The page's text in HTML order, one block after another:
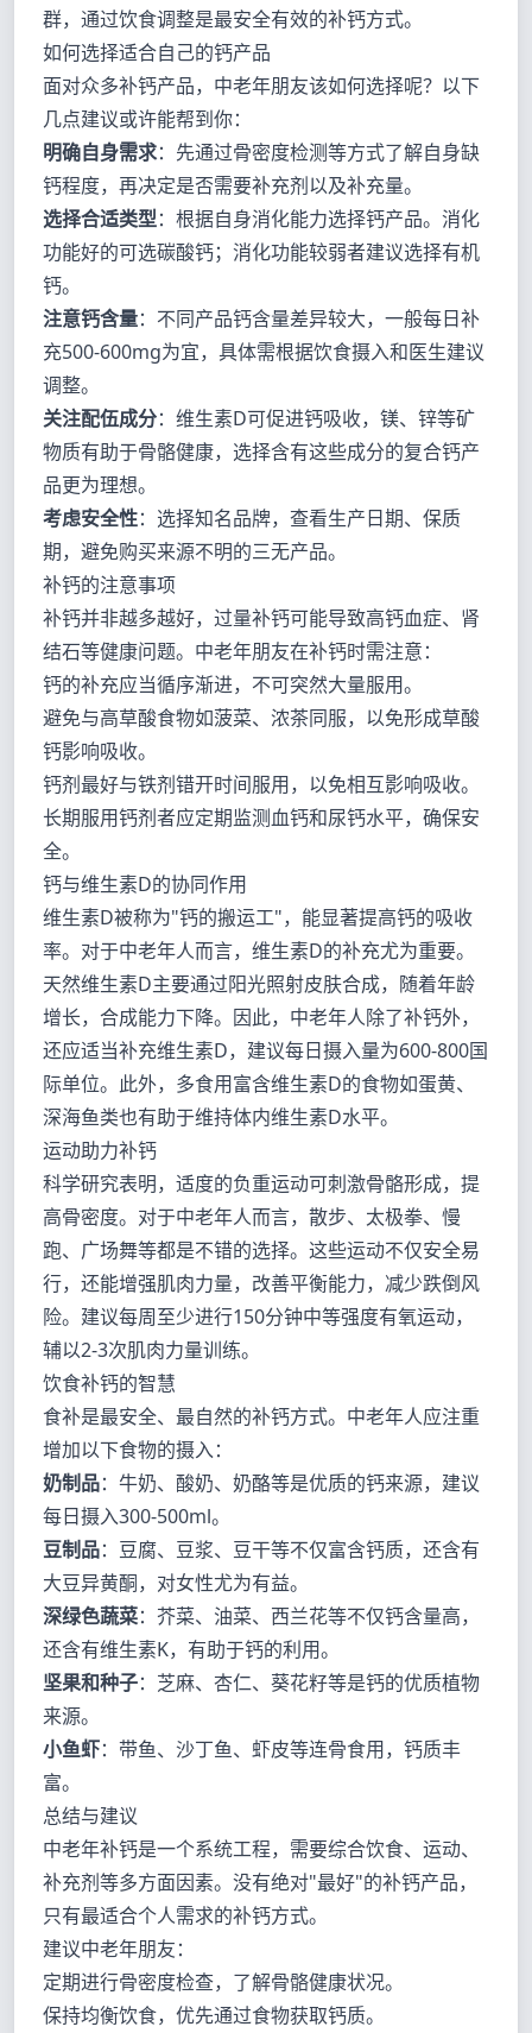
群，通过饮食调整是最安全有效的补钙方式。
如何选择适合自己的钙产品
面对众多补钙产品，中老年朋友该如何选择呢？以下
几点建议或许能帮到你：
明确自身需求：先通过骨密度检测等方式了解自身缺
钙程度，再决定是否需要补充剂以及补充量。
选择合适类型：根据自身消化能力选择钙产品。消化
功能好的可选碳酸钙；消化功能较弱者建议选择有机
钙。
注意钙含量：不同产品钙含量差异较大，一般每日补
充500-600mg为宜，具体需根据饮食摄入和医生建议
调整。
关注配伍成分：维生素D可促进钙吸收，镁、锌等矿
物质有助于骨骼健康，选择含有这些成分的复合钙产
品更为理想。
考虑安全性：选择知名品牌，查看生产日期、保质
期，避免购买来源不明的三无产品。
补钙的注意事项
补钙并非越多越好，过量补钙可能导致高钙血症、肾
结石等健康问题。中老年朋友在补钙时需注意：
钙的补充应当循序渐进，不可突然大量服用。
避免与高草酸食物如菠菜、浓茶同服，以免形成草酸
钙影响吸收。
钙剂最好与铁剂错开时间服用，以免相互影响吸收。
长期服用钙剂者应定期监测血钙和尿钙水平，确保安
全。
钙与维生素D的协同作用
维生素D被称为"钙的搬运工"，能显著提高钙的吸收
率。对于中老年人而言，维生素D的补充尤为重要。
天然维生素D主要通过阳光照射皮肤合成，随着年龄
增长，合成能力下降。因此，中老年人除了补钙外，
还应适当补充维生素D，建议每日摄入量为600-800国
际单位。此外，多食用富含维生素D的食物如蛋黄、
深海鱼类也有助于维持体内维生素D水平。
运动助力补钙
科学研究表明，适度的负重运动可刺激骨骼形成，提
高骨密度。对于中老年人而言，散步、太极拳、慢
跑、广场舞等都是不错的选择。这些运动不仅安全易
行，还能增强肌肉力量，改善平衡能力，减少跌倒风
险。建议每周至少进行150分钟中等强度有氧运动，
辅以2-3次肌肉力量训练。
饮食补钙的智慧
食补是最安全、最自然的补钙方式。中老年人应注重
增加以下食物的摄入：
奶制品：牛奶、酸奶、奶酪等是优质的钙来源，建议
每日摄入300-500ml。
豆制品：豆腐、豆浆、豆干等不仅富含钙质，还含有
大豆异黄酮，对女性尤为有益。
深绿色蔬菜：芥菜、油菜、西兰花等不仅钙含量高，
还含有维生素K，有助于钙的利用。
坚果和种子：芝麻、杏仁、葵花籽等是钙的优质植物
来源。
小鱼虾：带鱼、沙丁鱼、虾皮等连骨食用，钙质丰
富。
总结与建议
中老年补钙是一个系统工程，需要综合饮食、运动、
补充剂等多方面因素。没有绝对"最好"的补钙产品，
只有最适合个人需求的补钙方式。
建议中老年朋友：
定期进行骨密度检查，了解骨骼健康状况。
保持均衡饮食，优先通过食物获取钙质。